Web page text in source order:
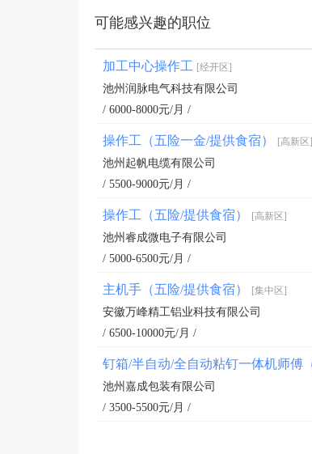
可能感兴趣的职位
加工中心操作工 [经开区]
池州润脉电气科技有限公司
/ 6000-8000元/月 /
操作工（五险一金/提供食宿） [高新区]
池州起帆电缆有限公司
/ 5500-9000元/月 /
操作工（五险/提供食宿） [高新区]
池州睿成微电子有限公司
/ 5000-6500元/月 /
主机手（五险/提供食宿） [集中区]
安徽万峰精工铝业科技有限公司
/ 6500-10000元/月 /
钉箱/半自动/全自动粘钉一体机师傅
池州嘉成包装有限公司
/ 3500-5500元/月 /